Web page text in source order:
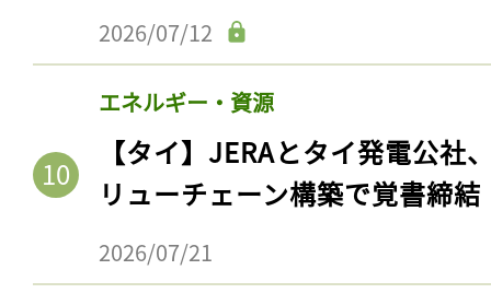
2026/07/12
エネルギー・資源
【タイ】JERAとタイ発電公社
リューチェーン構築で覚書締結
2026/07/21